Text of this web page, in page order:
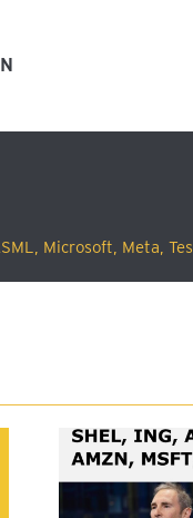
Microsoft, Meta,